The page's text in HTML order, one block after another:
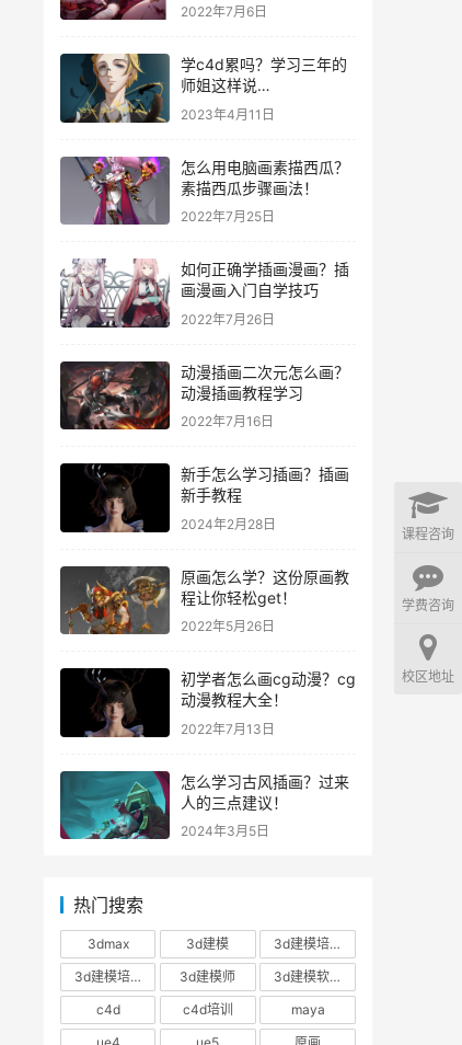
2022年7月6日
学c4d累吗？学习三年的
师姐这样说…
2023年4月11日
怎么用电脑画素描西瓜？
素描西瓜步骤画法！
2022年7月25日
如何正确学插画漫画？插
画漫画入门自学技巧
2022年7月26日
动漫插画二次元怎么画？
动漫插画教程学习
2022年7月16日
新手怎么学习插画？插画
新手教程
2024年2月28日
原画怎么学？这份原画教
程让你轻松get！
2022年5月26日
初学者怎么画cg动漫？cg
动漫教程大全！
2022年7月13日
怎么学习古风插画？过来
人的三点建议！
2024年3月5日
热门搜索
3dmax 3d建模
3d建模培训
3d建模培训班
3d建模师
3d建模软件
c4d
c4d培训
maya
课程咨询
学费咨询
校区地址